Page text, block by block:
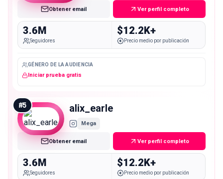
Obtener email Ver perfil completo
3.6M
Seguidores
$12.2K+
Precio medio por publicación
GÉNERO DE LA AUDIENCIA
Iniciar prueba gratis
#5 alix_earle
Mega
Obtener email Ver perfil completo
3.6M
Seguidores
$12.2K+
Precio medio por publicación